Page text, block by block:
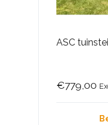
ASC
€779,00